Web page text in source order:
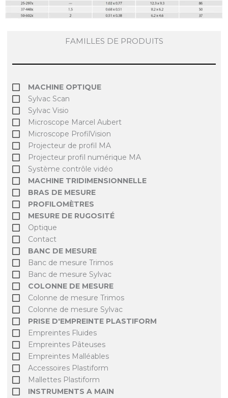
FAMILLES DE PRODUITS
MACHINE OPTIQUE
Sylvac Scan
Sylvac Visio
Microscope Marcel Aubert
Microscope ProfilVision
Projecteur de profil MA
Projecteur profil numérique MA
Système contrôle vidéo
MACHINE TRIDIMENSIONNELLE
BRAS DE MESURE
PROFILOMÈTRES
MESURE DE RUGOSITÉ
Optique
Contact
BANC DE MESURE
Banc de mesure Trimos
Banc de mesure Sylvac
COLONNE DE MESURE
Colonne de mesure Trimos
Colonne de mesure Sylvac
PRISE D'EMPREINTE PLASTIFORM
Empreintes Fluides
Empreintes Pâteuses
Empreintes Malléables
Accessoires Plastiform
Mallettes Plastiform
INSTRUMENTS A MAIN